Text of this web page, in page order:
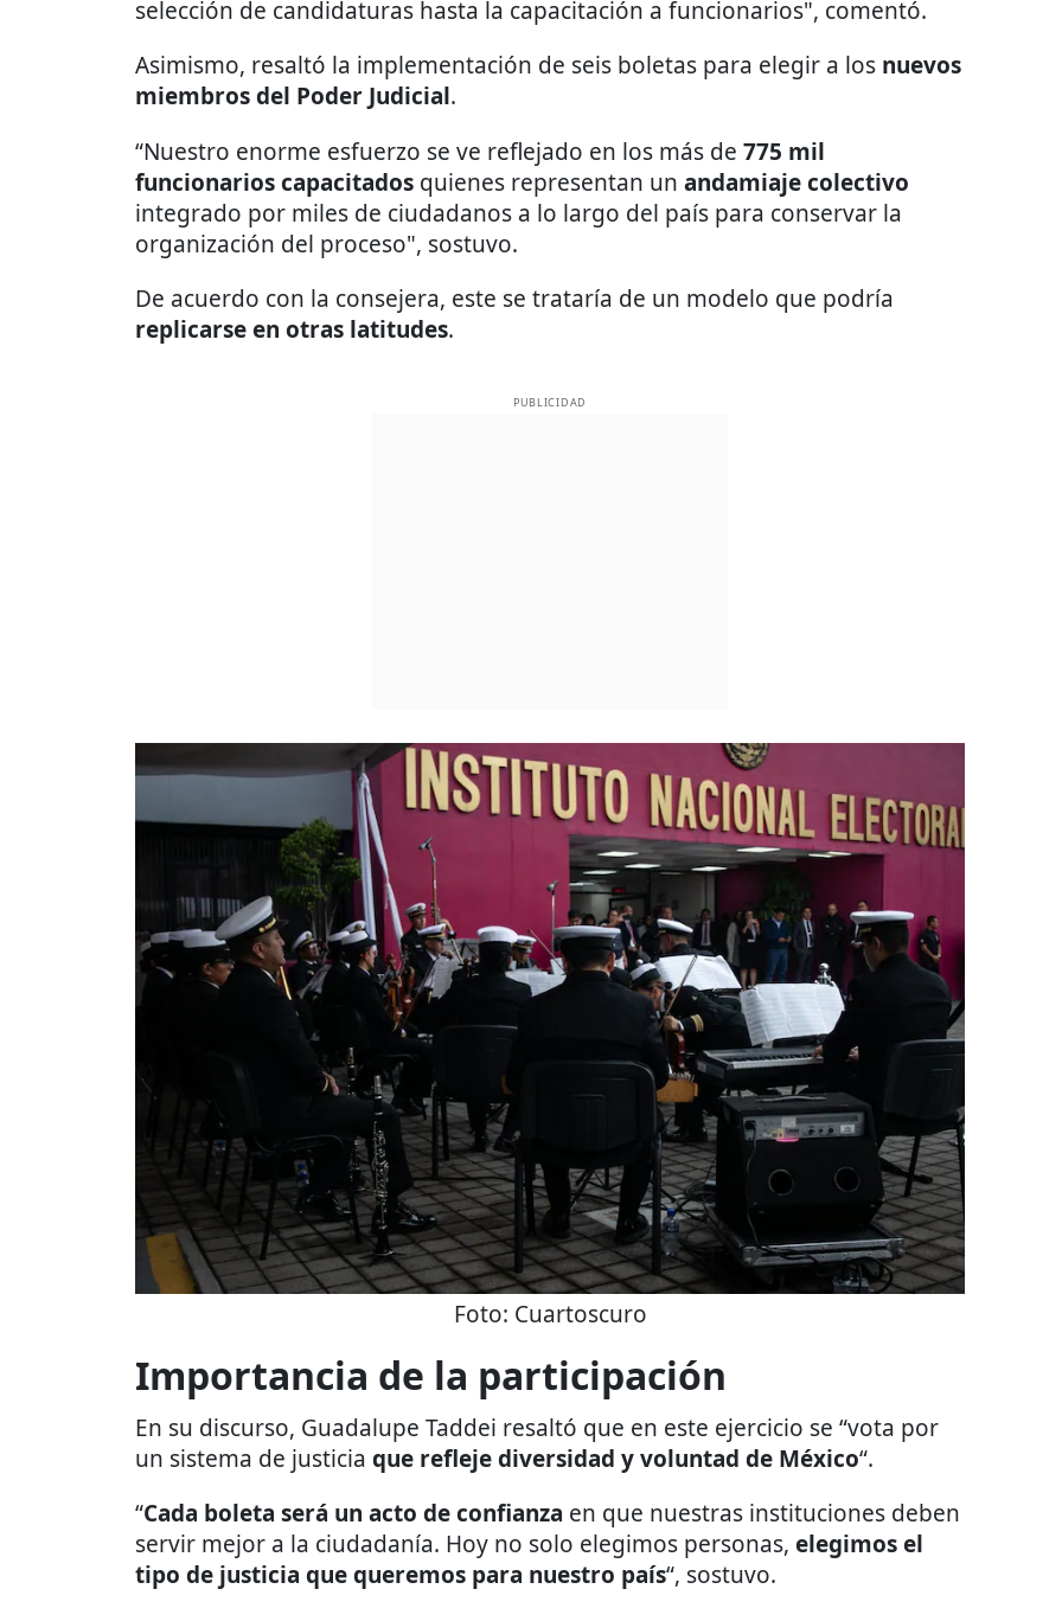
selección de candidaturas hasta la capacitación a funcionarios", comentó.
Asimismo, resaltó la implementación de seis boletas para elegir a los nuevos
miembros del Poder Judicial.
“Nuestro enorme esfuerzo se ve reflejado en los más de 775 mil
funcionarios capacitados quienes representan un andamiaje colectivo
integrado por miles de ciudadanos a lo largo del país para conservar la
organización del proceso", sostuvo.
De acuerdo con la consejera, este se trataría de un modelo que podría
replicarse en otras latitudes.
PUBLICIDAD
Foto: Cuartoscuro
Importancia de la participación
En su discurso, Guadalupe Taddei resaltó que en este ejercicio se “vota por
un sistema de justicia que refleje diversidad y voluntad de México“.
“Cada boleta será un acto de confianza en que nuestras instituciones deben
servir mejor a la ciudadanía. Hoy no solo elegimos personas, elegimos el
tipo de justicia que queremos para nuestro país“, sostuvo.